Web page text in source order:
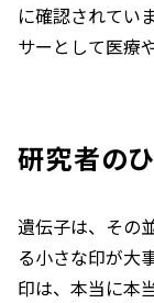
に確認されてい
サーとして医療
研究者の
遺伝子は、その
る小さな印が大
印は、本当に本